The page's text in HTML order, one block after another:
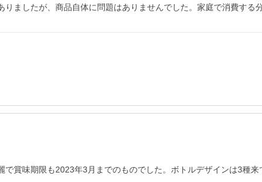
ましたが、商品自体に問題はありませんでした。家庭で消費する
賞味期限も2023年3月までのものでした。ボトルデザインは3種来